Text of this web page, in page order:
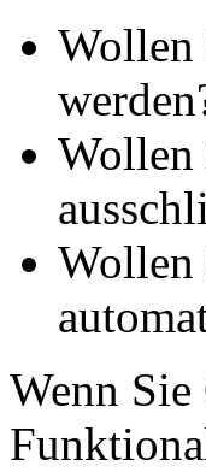
Wollen
Wollen
Wollen
Wenn